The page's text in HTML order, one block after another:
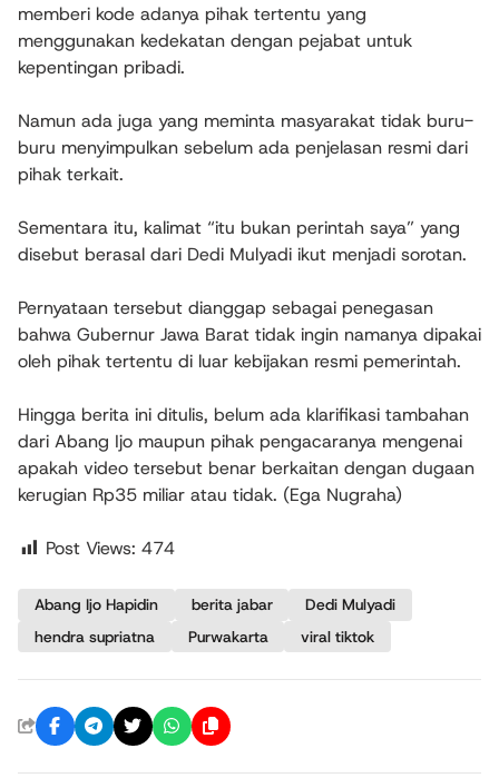
memberi kode adanya pihak tertentu yang
menggunakan kedekatan dengan pejabat untuk
kepentingan pribadi.
Namun ada juga yang meminta masyarakat tidak buru-
buru menyimpulkan sebelum ada penjelasan resmi dari
pihak terkait.
Sementara itu, kalimat “itu bukan perintah saya” yang
disebut berasal dari Dedi Mulyadi ikut menjadi sorotan.
Pernyataan tersebut dianggap sebagai penegasan
bahwa Gubernur Jawa Barat tidak ingin namanya dipakai
oleh pihak tertentu di luar kebijakan resmi pemerintah.
Hingga berita ini ditulis, belum ada klarifikasi tambahan
dari Abang Ijo maupun pihak pengacaranya mengenai
apakah video tersebut benar berkaitan dengan dugaan
kerugian Rp35 miliar atau tidak. (Ega Nugraha)
Post Views: 474
Abang Ijo Hapidin berita jabar
Dedi Mulyadi
hendra supriatna
Purwakarta viral tiktok